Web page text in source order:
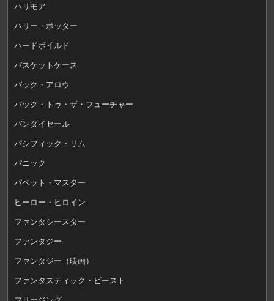
ハリモア
ハリー・ポッター
ハードボイルド
バスケットケース
バック・アロウ
バック・トゥ・ザ・フューチャー
バンダイセール
パシフィック・リム
パニック
パペット・マスター
ヒーロー・ヒロイン
ファンタシースター
ファンタジー
ファンタジー（映画）
ファンタスティック・ビースト